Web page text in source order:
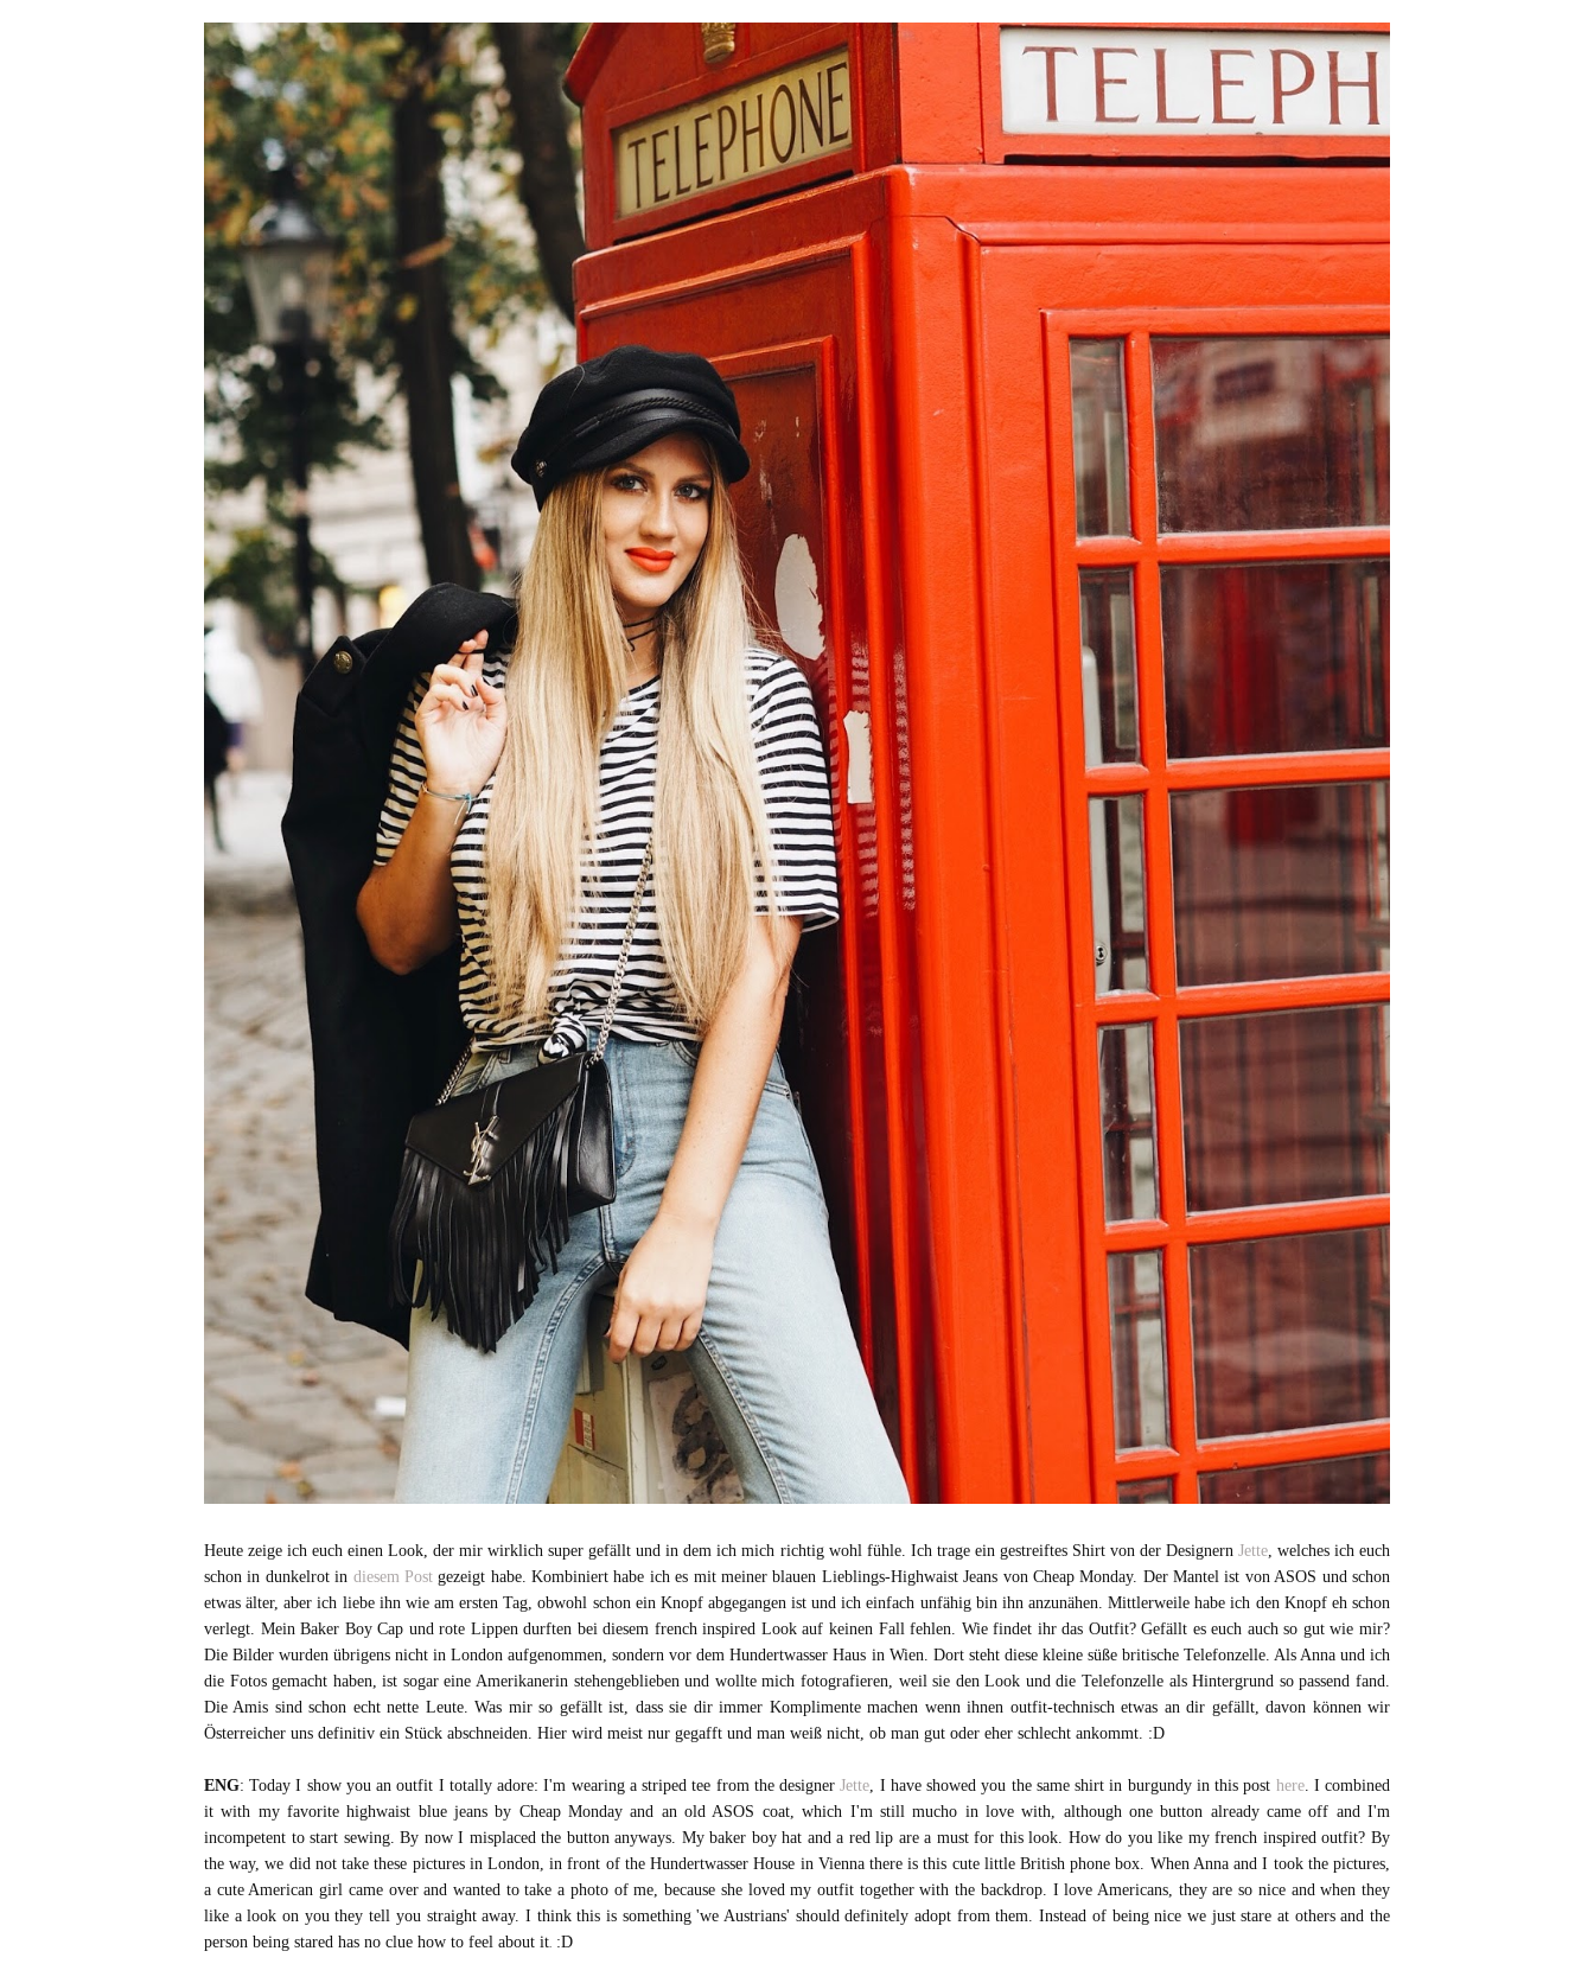
Heute zeige ich euch einen Look, der mir wirklich super gefällt und in dem ich mich richtig wohl fühle. Ich trage ein gestreiftes Shirt von der Designern Jette, welches ich euch
schon in dunkelrot in diesem Postgezeigt habe. Kombiniert habe ich es mit meiner blauen Lieblings-Highwaist Jeans von Cheap Monday. Der Mantel ist von ASOS und schon
etwas älter, aber ich liebe ihn wie am ersten Tag, obwohl schon ein Knopf abgegangen ist und ich einfach unfähig bin ihn anzunähen. Mittlerweile habe ich den Knopf eh schon
verlegt. Mein Baker Boy Cap und rote Lippen durften bei diesem french inspired Look auf keinen Fall fehlen. Wie findet ihr das Outfit? Gefällt es euch auch so gut wie mir?
Die Bilder wurden übrigens nicht in London aufgenommen, sondern vor dem Hundertwasser Haus in Wien. Dort steht diese kleine süße britische Telefonzelle. Als Anna und ich
die Fotos gemacht haben, ist sogar eine Amerikanerin stehengeblieben und wollte mich fotografieren, weil sie den Look und die Telefonzelle als Hintergrund so passend fand.
Die Amis sind schon echt nette Leute. Was mir so gefällt ist, dass sie dir immer Komplimente machen wenn ihnen outfit-technisch etwas an dir gefällt, davon können wir
Österreicher uns definitiv ein Stück abschneiden. Hier wird meist nur gegafft und man weiß nicht, ob man gut oder eher schlecht ankommt. :D
ENG: Today I show you an outfit I totally adore: I'm wearing a striped tee from the designerJette, I have showed you the same shirt in burgundy in this post here. I combined
it with my favorite highwaist blue jeans by Cheap Monday and an old ASOS coat, which I'm still mucho in love with, although one button already came off and I'm
incompetent to start sewing. By now I misplaced the button anyways. My baker boy hat and a red lip are a must for this look. How do you like my french inspired outfit? By
the way, we did not take these pictures in London, in front of the Hundertwasser House in Vienna there is this cute little British phone box. When Anna and I took the pictures,
a cute American girl came over and wanted to take a photo of me, because she loved my outfit together with the backdrop. I love Americans, they are so nice and when they
like a look on you they tell you straight away. I think this is something 'we Austrians' should definitely adopt from them. Instead of being nice we just stare at others and the
person being stared has no clue how to feel about it. :D